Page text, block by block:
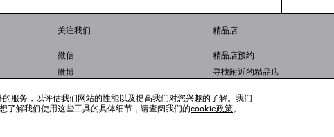
服务，以评估我们网站的性能以及提高我们对您兴趣的了解。我们
了解我们使用这些工具的具体细节，请查阅我们的cookie政策。
关注我们
微信
微博
抖音
精品店
精品店预约
寻找附近的精品店